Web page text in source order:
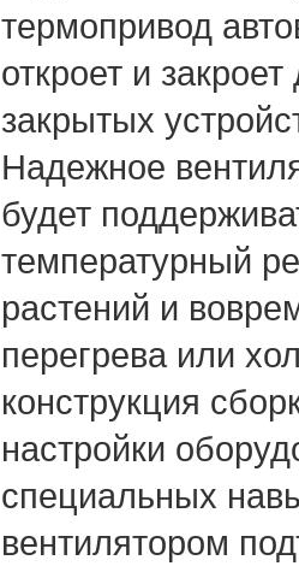
термопривод
откроет и
закрытых
Надежное
будет
температурный
растений и
перегрева или
конструкция
настройки
специальных
вентилятором